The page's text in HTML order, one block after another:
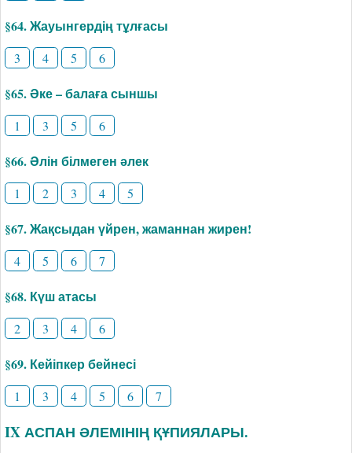
§64. Жауынгердің тұлғасы
3 4 5 6
§65. Әке – балаға сыншы
1 3 5 6
§66. Әлін білмеген әлек
1 2 3 4 5
§67. Жақсыдан үйрен, жаманнан жирен!
4 5 6 7
§68. Күш атасы
2 3 4 6
§69. Кейіпкер бейнесі
1 3 4 5 6 7
IX АСПАН ӘЛЕМІНІҢ ҚҰПИЯЛАРЫ.